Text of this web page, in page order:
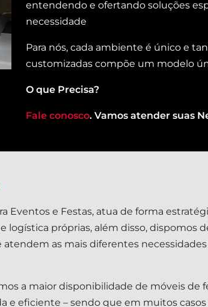
entendendo e ofertando soluções
necessidade
Para nós, cada ambiente é único e
customizadas compõe um modelo
O que Precisa?
Fale conosco. Vamos atender suas
Eventos e Festas, atua de forma
logística próprias, além disso, dispomos
as mais diferentes
a maior disponibilidade de móveis de
e eficiente – sendo que em muitos